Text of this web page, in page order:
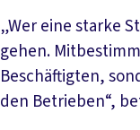
„Wer eine starke
gehen.
Beschäftigten,
den Betrieben“,